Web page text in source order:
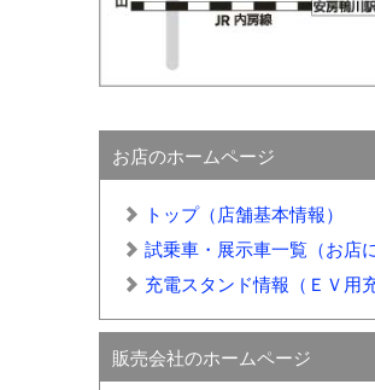
お店のホームページ
トップ（店舗基本情報）
試乗車・展示車一覧（お店
充電スタンド情報（ＥＶ用
販売会社のホームページ